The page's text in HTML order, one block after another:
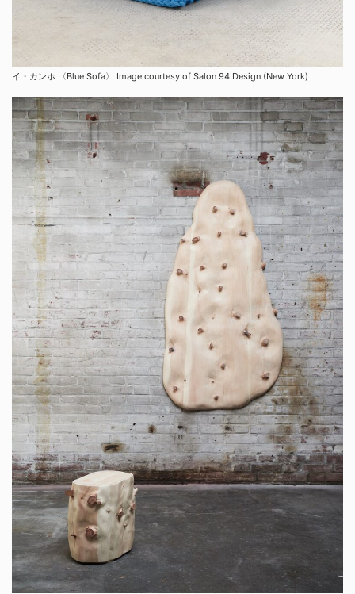
イ・カンホ 〈Blue Sofa〉 Image courtesy of Salon 94 Design (New York)